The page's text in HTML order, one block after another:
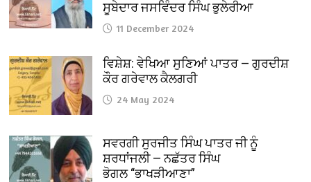
ਸੂਬੇਦਾਰ ਜਸਵਿੰਦਰ ਸਿੰਘ ਭੁਲੇਰੀਆ
11 December 2024
ਵਿਸ਼ੇਸ਼: ਵੇਖਿਆ ਸੁਣਿਆਂ ਪਾਤਰ — ਗੁਰਦੀਸ਼
ਕੌਰ ਗਰੇਵਾਲ ਕੈਲਗਰੀ
24 May 2024
ਸਵਰਗੀ ਸੁਰਜੀਤ ਸਿੰਘ ਪਾਤਰ ਜੀ ਨੂੰ
ਸ਼ਰਧਾਂਜਲੀ — ਨਛੱਤਰ ਸਿੰਘ
ਭੋਗਲ “ਭਾਖੜੀਆਣਾ”